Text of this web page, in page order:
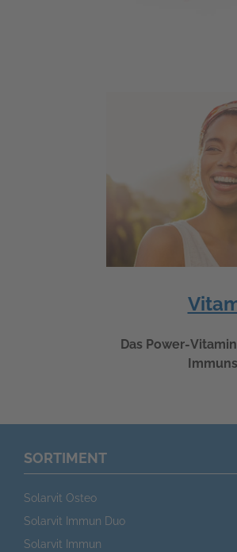
Das Power-
SORTIMENT
Solarvit Osteo
Solarvit Immun Duo
Solarvit Immun